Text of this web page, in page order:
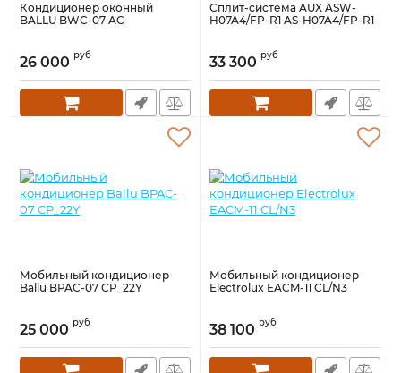
Кондиционер оконный
BALLU BWC-07 AC
26 000 руб
Сплит-система AUX ASW-
H07A4/FP-R1 AS-H07A4/FP-R1
33 300 руб
Мобильный кондиционер
Ballu BPAC-07 CP_22Y
25 000 руб
Мобильный кондиционер
Electrolux EACM-11 CL/N3
38 100 руб